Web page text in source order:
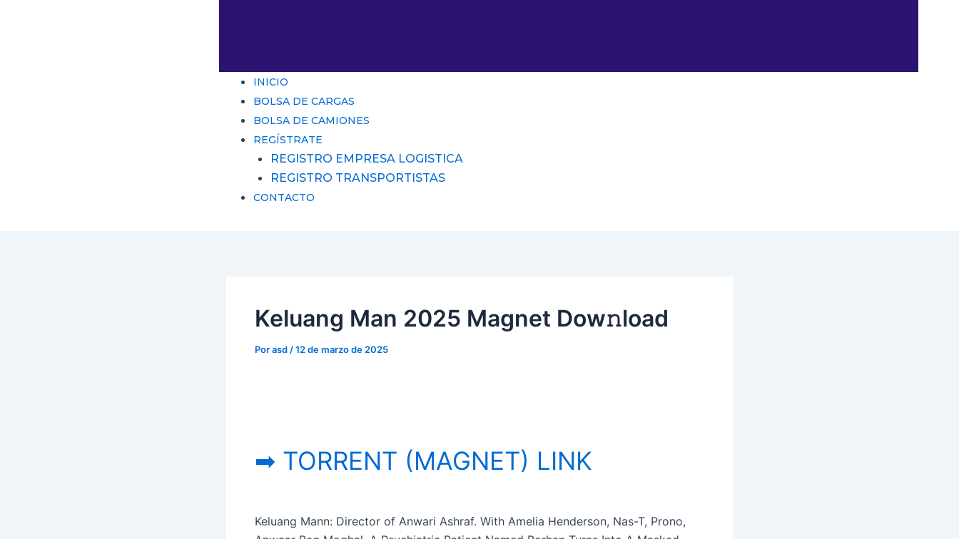
INICIO
BOLSA DE CARGAS
BOLSA DE CAMIONES
REGÍSTRATE
REGISTRO EMPRESA LOGISTICA
REGISTRO TRANSPORTISTAS
CONTACTO
Keluang Man 2025 Magnet Dow𝚗load
Porasd /12 de marzo de 2025
➡ TORRENT (MAGNET) LINK
Keluang Mann: Director of Anwari Ashraf. With Amelia Henderson, Nas-T, Prono,